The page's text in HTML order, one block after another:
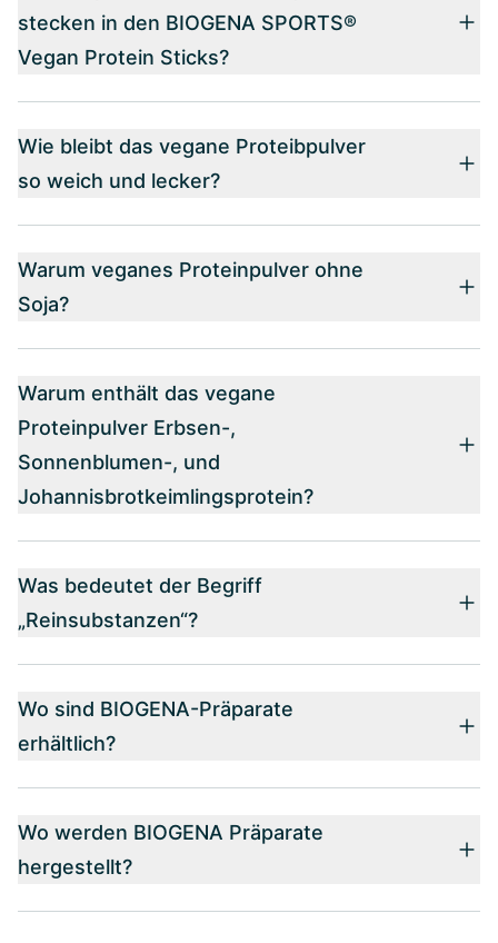
stecken in den BIOGENA SPORTS®
Vegan Protein Sticks?
Wie bleibt das vegane Proteibpulver
so weich und lecker?
Warum veganes Proteinpulver ohne
Soja?
Warum enthält das vegane
Proteinpulver Erbsen-,
Sonnenblumen-, und
Johannisbrotkeimlingsprotein?
Was bedeutet der Begriff
„Reinsubstanzen“?
Wo sind BIOGENA-Präparate
erhältlich?
Wo werden BIOGENA Präparate
hergestellt?